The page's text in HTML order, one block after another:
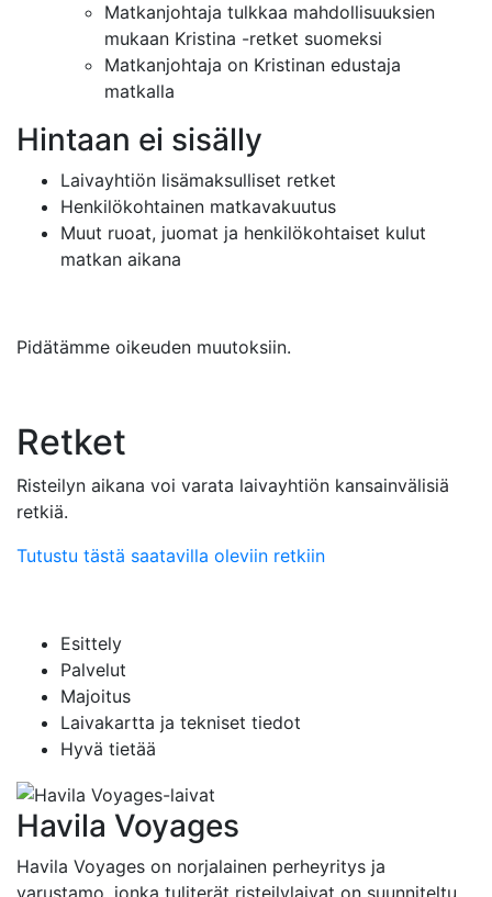
Matkanjohtaja tulkkaa mahdollisuuksien
mukaan Kristina -retket suomeksi
Matkanjohtaja on Kristinan edustaja
matkalla
Hintaan ei sisälly
Laivayhtiön lisämaksulliset retket
Henkilökohtainen matkavakuutus
Muut ruoat, juomat ja henkilökohtaiset kulut
matkan aikana
Pidätämme oikeuden muutoksiin.
Retket
Risteilyn aikana voi varata laivayhtiön kansainvälisiä
retkiä.
Tutustu tästä saatavilla oleviin retkiin
Esittely
Palvelut
Majoitus
Laivakartta ja tekniset tiedot
Hyvä tietää
Havila Voyages
Havila Voyages on norjalainen perheyritys ja
varustamo, jonka tuliterät risteilylaivat on suunniteltu